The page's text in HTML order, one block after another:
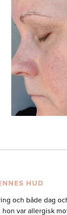
HUD
och både dag
var allergisk